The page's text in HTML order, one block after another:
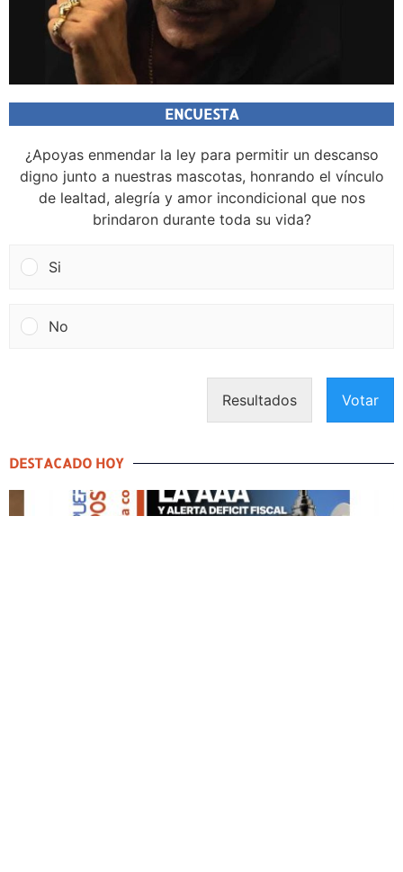
ENCUESTA
¿Apoyas enmendar la ley para permitir un descanso
digno junto a nuestras mascotas, honrando el vínculo
de lealtad, alegría y amor incondicional que nos
brindaron durante toda su vida?
Si
No
Resultados Votar
DESTACADO HOY